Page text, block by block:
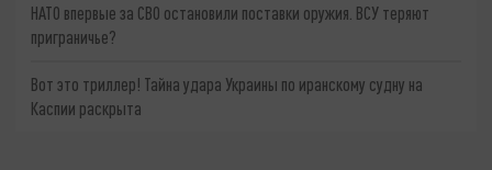
НАТО впервые за СВО остановили поставки оружия. ВСУ теряют
приграничье?
Вот это триллер! Тайна удара Украины по иранскому судну на
Каспии раскрыта